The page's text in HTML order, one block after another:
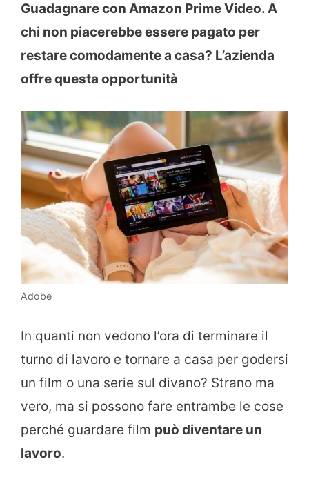
Guadagnare con Amazon Prime Video. A
chi non piacerebbe essere pagato per
restare comodamente a casa? L’azienda
offre questa opportunità
Adobe
In quanti non vedono l’ora di terminare il
turno di lavoro e tornare a casa per godersi
un film o una serie sul divano? Strano ma
vero, ma si possono fare entrambe le cose
perché guardare film può diventare un
lavoro.